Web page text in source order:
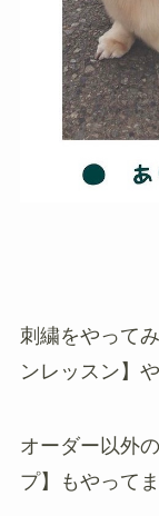
刺繍をやって
ンレッスン】や
オーダー以外
プ】もやって